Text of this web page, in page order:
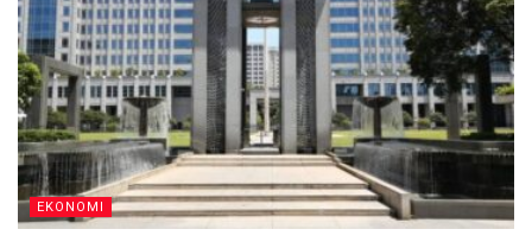
EKONOMI